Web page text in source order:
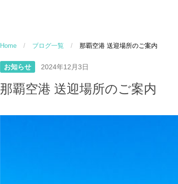
Home / ブログ一覧 / 那覇空港 送迎場所のご案内
お知らせ 2024年12月3日
那覇空港 送迎場所のご案内